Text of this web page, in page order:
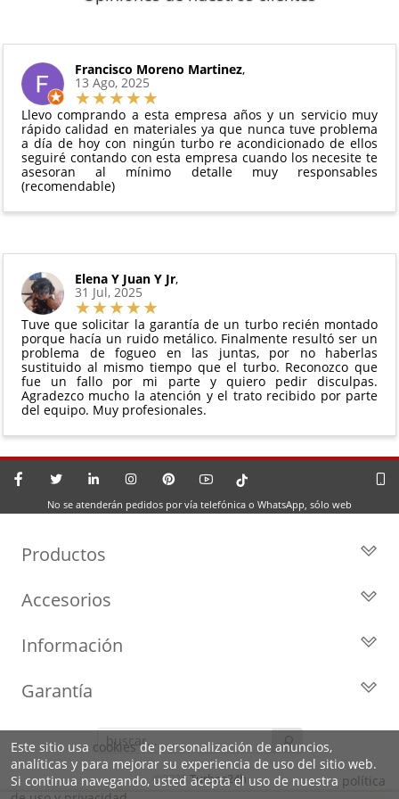
disponibilidad del producto.
6 meses de garantía
y compresores de aire acondicionado.
Todas nuestras garantías cumplen con la legislación
vigente. Consulta nuestras
para más información.
pedido.
El productono debe haber sido montado ni
manipulado
Debe devolverse en su
perfectas condiciones
Francisco Moreno Martinez,
13 Ago, 2025
Llevo comprando a esta empresa años y un servicio muy
rápido calidad en materiales ya que nunca tuve problema
a día de hoy con ningún turbo re acondicionado de ellos
seguiré contando con esta empresa cuando los necesite te
asesoran al mínimo detalle muy responsables
(recomendable)
Elena Y Juan Y Jr,
31 Jul, 2025
Tuve que solicitar la garantía de un turbo recién montado
porque hacía un ruido metálico. Finalmente resultó ser un
problema de fogueo en las juntas, por no haberlas
sustituido al mismo tiempo que el turbo. Reconozco que
fue un fallo por mi parte y quiero pedir disculpas.
Agradezco mucho la atención y el trato recibido por parte
del equipo. Muy profesionales.
No se atenderán pedidos por vía telefónica o WhatsApp, sólo web
Productos
Turbos por Marca
Cartuchos
Accesorios
Geometrías
Kits de Juntas
Motores de arranque
Información
Privacidad y Aviso Legal
Preguntas Frecuentes
Identifica tu turbo
Política de Cookies
Garantía
Líderes en el sector
Condiciones de venta,
envíos y devoluciones
©2026 Turbos24h
Este sitio usa cookiesde personalización de anuncios,
analíticas y para mejorar su experiencia de uso del sitio web.
Si continua navegando, usted acepta el uso de nuestra política